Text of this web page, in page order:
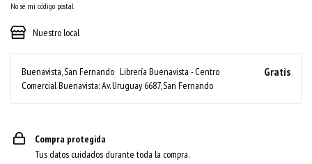
No sé mi código postal
Nuestro local
Buenavista, San Fernando Librería Buenavista - Centro
Comercial Buenavista: Av. Uruguay 6687, San Fernando
Gratis
Compra protegida
Tus datos cuidados durante toda la compra.